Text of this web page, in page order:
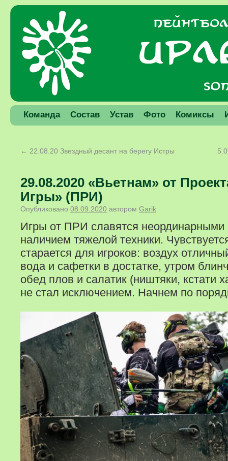
Команда Состав Устав Фото Комиксы
← 22.08.20 Звездный десант на берегу Истры
29.08.2020 «Вьетнам» от
Игры» (ПРИ)
Опубликовано 08.09.2020 автором Garik
Игры от ПРИ славятся неординарными
наличием тяжелой техники.
старается для игроков: воздух
вода и сафетки в достатке, утром
обед плов и салатик (ништяки, кстати
не стал исключением. Начнем по